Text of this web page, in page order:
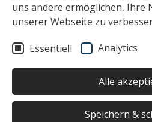
uns andere ermöglichen,
unserer Webseite zu
Essentiell Analytics
Alle
Speichern &